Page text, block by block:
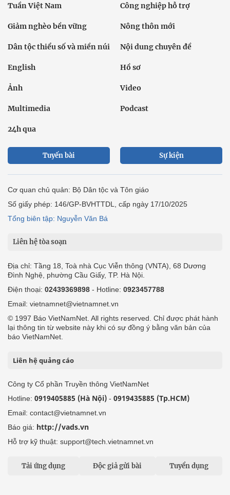
Tuần Việt Nam Công nghiệp hỗ trợ
Giảm nghèo bền vững Nông thôn mới
Dân tộc thiểu số và miền núi Nội dung chuyên đề
English Hồ sơ
Ảnh Video
Multimedia Podcast
24h qua
Tuyến bài Sự kiện
Cơ quan chủ quản: Bộ Dân tộc và Tôn giáo
Số giấy phép: 146/GP-BVHTTDL, cấp ngày 17/10/2025
Tổng biên tập: Nguyễn Văn Bá
Liên hệ tòa soạn
Địa chỉ: Tầng 18, Toà nhà Cục Viễn thông (VNTA), 68 Dương
Đình Nghệ, phường Cầu Giấy, TP. Hà Nội.
Điện thoại: 02439369898 - Hotline: 0923457788
Email: vietnamnet@vietnamnet.vn
© 1997 Báo VietNamNet. All rights reserved. Chỉ được phát hành
lại thông tin từ website này khi có sự đồng ý bằng văn bản của
báo VietNamNet.
Liên hệ quảng cáo
Công ty Cổ phần Truyền thông VietNamNet
Hotline: 0919405885 (Hà Nội) - 0919435885 (Tp.HCM)
Email: contact@vietnamnet.vn
Báo giá: http://vads.vn
Hỗ trợ kỹ thuật: support@tech.vietnamnet.vn
Tải ứng dụng Độc giả gửi bài Tuyển dụng